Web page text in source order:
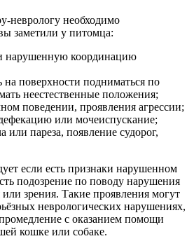
неврологу необходимо
заметили у питомца:
нарушенную координацию
на поверхности подниматься по
неестественные положения;
поведении, проявления агрессии;
или мочеиспускание;
или пареза, появление судорог,
если есть признаки нарушенном
подозрение по поводу нарушения
зрения. Такие проявления могут
неврологических нарушениях,
с оказанием помощи
кошке или собаке.